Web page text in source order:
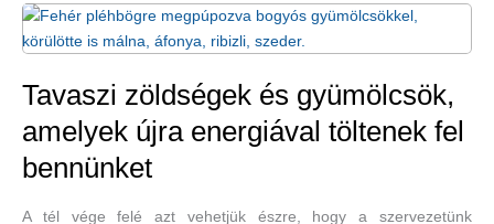
tél
egyik
vitaminforrása
Tavaszi zöldségek és gyümölcsök,
amelyek újra energiával töltenek fel
bennünket
A tél vége felé azt vehetjük észre, hogy a szervezetünk